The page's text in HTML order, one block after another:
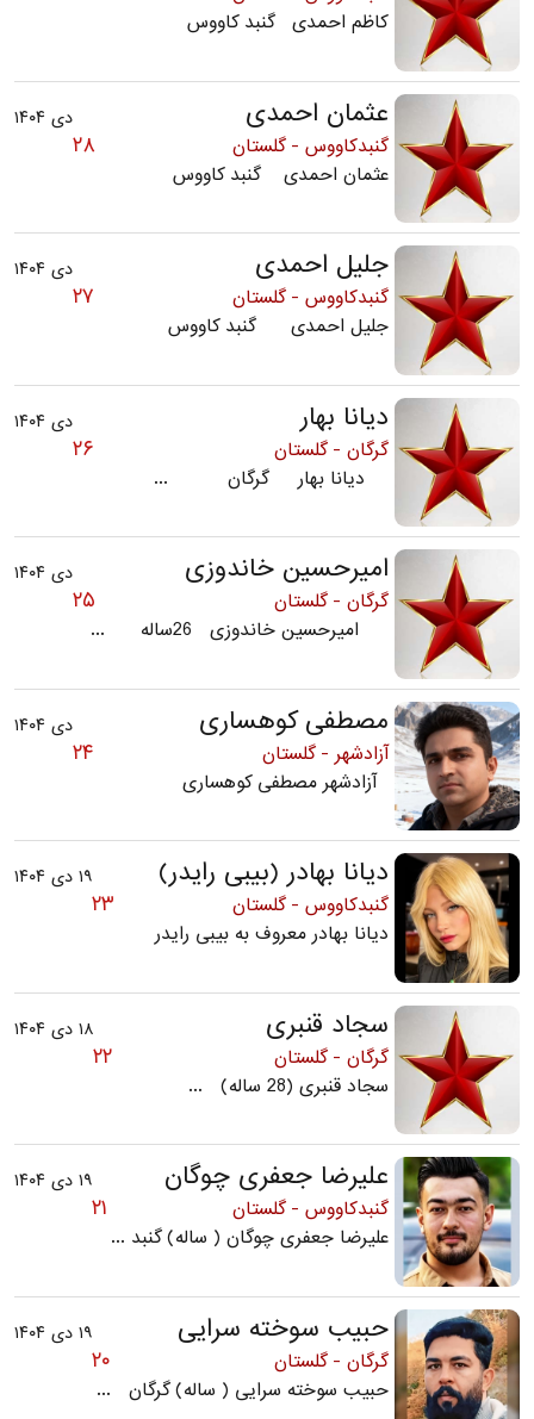
کاظم احمدی گنبد کاووس
دی ۱۴۰۴ عثمان احمدی
۲۸
گنبدکاووس - گلستان
عثمان احمدی گنبد کاووس
دی ۱۴۰۴ جلیل احمدی
۲۷
گنبدکاووس - گلستان
جلیل احمدی گنبد کاووس
دی ۱۴۰۴ دیانا بهار
۲۶
گرگان - گلستان
دیانا بهار گرگان ...
دی ۱۴۰۴ امیرحسین خاندوزی
۲۵
گرگان - گلستان
امیرحسین خاندوزی 26ساله ...
دی ۱۴۰۴ مصطفی کوهساری
۲۴
آزادشهر - گلستان
آزادشهر مصطفی کوهساری
۱۹ دی ۱۴۰۴ دیانا بهادر (بیبی رایدر)
۲۳
گنبدکاووس - گلستان
دیانا بهادر معروف به بیبی رایدر
۱۸ دی ۱۴۰۴ سجاد قنبری
۲۲
گرگان - گلستان
سجاد قنبری (28 ساله) ...
۱۹ دی ۱۴۰۴ علیرضا جعفری چوگان
۲۱
گنبدکاووس - گلستان
علیرضا جعفری چوگان ( ساله) گنبد ...
۱۹ دی ۱۴۰۴ حبیب سوخته سرایی
۲۰
گرگان - گلستان
حبیب سوخته سرایی ( ساله) گرگان ...